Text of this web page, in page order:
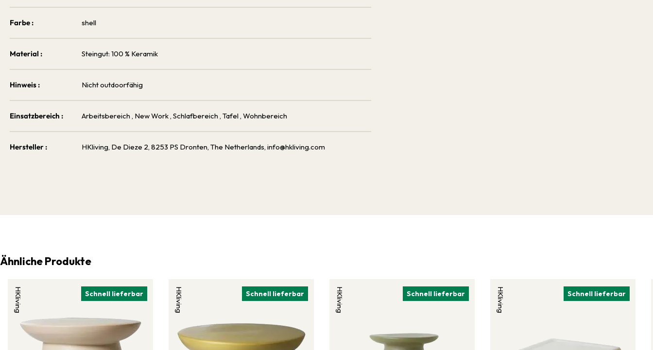
Farbe : shell
Material : Steingut: 100 % Keramik
Hinweis : Nicht outdoorfähig
Einsatzbereich : Arbeitsbereich , New Work, Schlafbereich , Tafel, Wohnbereich
Hersteller : HKliving, De Dieze 2, 8253 PS Dronten, The Netherlands, info@hkliving.com
Ähnliche Produkte
Schnell lieferbar
HKliving Schnell lieferbar
HKliving Schnell lieferbar
HKliving Schnell lieferbar
HKliving